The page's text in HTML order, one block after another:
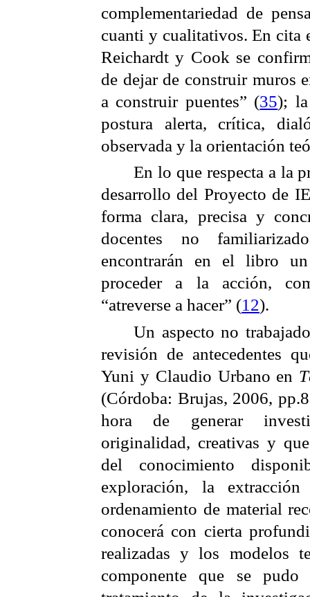
complementariedad de
cuanti y cualitativos. En cita
Reichardt y Cook se
de dejar de construir muros
a construir puentes” (35); la
postura alerta, crítica,
observada y la orientación
En lo que respecta a la
desarrollo del Proyecto de
forma clara, precisa y
docentes no
encontrarán en el libro
proceder a la acción,
“atreverse a hacer” (12).
Un aspecto no
revisión de antecedentes
Yuni y Claudio Urbano en
(Córdoba: Brujas, 2006,
hora de generar
originalidad, creativas y
del conocimiento
exploración, la
ordenamiento de material
conocerá con cierta
realizadas y los modelos
componente que se